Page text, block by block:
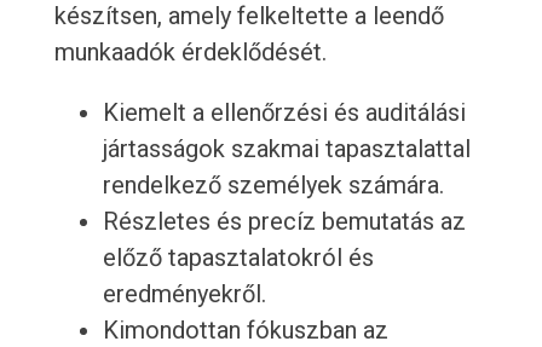
készítsen, amely felkeltette a leendő
munkaadók érdeklődését.
Kiemelt a ellenőrzési és auditálási
jártasságok szakmai tapasztalattal
rendelkező személyek számára.
Részletes és precíz bemutatás az
előző tapasztalatokról és
eredményekről.
Kimondottan fókuszban az